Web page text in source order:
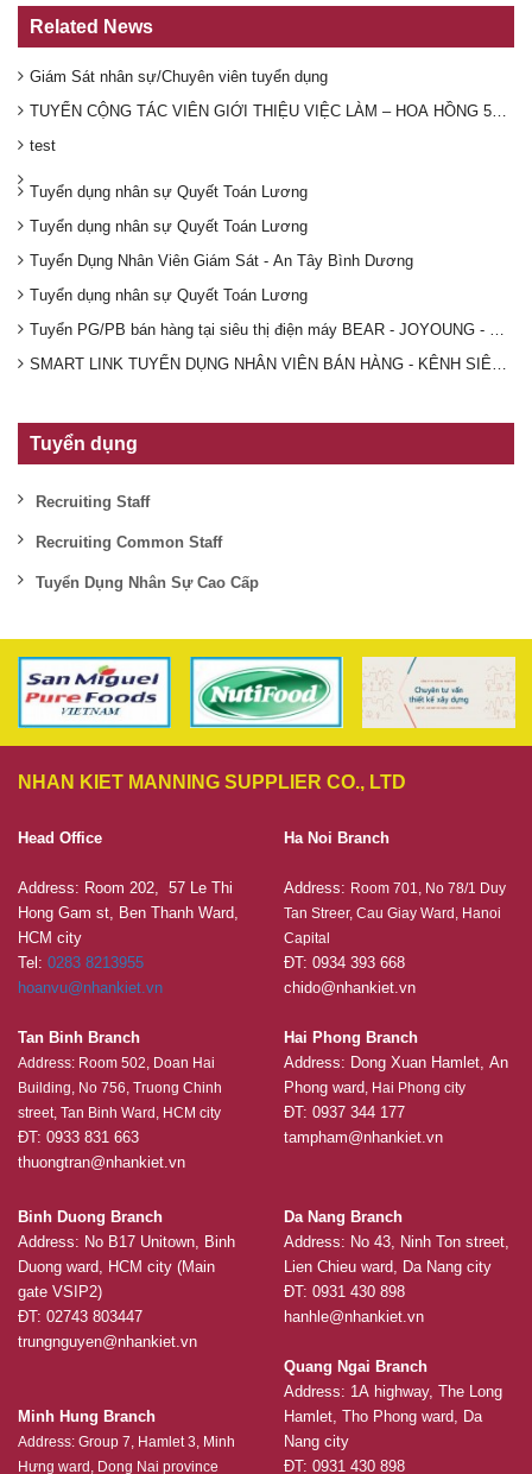
Related News
Giám Sát nhân sự/Chuyên viên tuyển dụng
TUYỂN CỘNG TÁC VIÊN GIỚI THIỆU VIỆC LÀM – HOA HỒNG
test
Tuyển dụng nhân sự Quyết Toán Lương
Tuyển dụng nhân sự Quyết Toán Lương
Tuyển Dụng Nhân Viên Giám Sát - An Tây Bình Dương
Tuyển dụng nhân sự Quyết Toán Lương
Tuyển PG/PB bán hàng tại siêu thị điện máy BEAR - JOYOUNG -
SMART LINK TUYỂN DỤNG NHÂN VIÊN BÁN HÀNG - KÊNH SIÊU
Tuyển dụng
Recruiting Staff
Recruiting Common Staff
Tuyển Dụng Nhân Sự Cao Cấp
NHAN KIET MANNING SUPPLIER CO., LTD
Head Office
Address: Room 202, 57 Le Thi
Hong Gam st, Ben Thanh Ward,
HCM city
Tel: 0283 8213955
hoanvu@nhankiet.vn
Tan Binh Branch
Address: Room 502, Doan Hai
Building, No 756, Truong Chinh
street, Tan Binh Ward, HCM city
ĐT: 0933 831 663
thuongtran@nhankiet.vn
Ha Noi Branch
Address: Room 701, No 78/1 Duy
Tan Streer, Cau Giay Ward, Hanoi
Capital
ĐT: 0934 393 668
chido@nhankiet.vn
Hai Phong Branch
Address: Dong Xuan Hamlet, An
Phong ward, Hai Phong city
ĐT: 0937 344 177
tampham@nhankiet.vn
Binh Duong Branch
Address: No B17 Unitown, Binh
Duong ward, HCM city (Main
gate VSIP2)
ĐT: 02743 803447
trungnguyen@nhankiet.vn
Minh Hung Branch
Address: Group 7, Hamlet 3, Minh
Hưng ward, Dong Nai province
Da Nang Branch
Address: No 43, Ninh Ton street,
Lien Chieu ward, Da Nang city
ĐT: 0931 430 898
hanhle@nhankiet.vn
Quang Ngai Branch
Address: 1A highway, The Long
Hamlet, Tho Phong ward, Da
Nang city
ĐT: 0931 430 898